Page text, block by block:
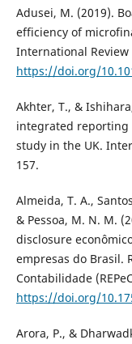
Adusei, M. (2019).
efficiency of
International Review
https://doi.org/
Akhter, T., &
integrated
study in the UK.
157.
Almeida, T. A.,
& Pessoa, M. N. M.
disclosure
empresas do Brasil.
Contabilidade
https://doi.org/
Arora, P., &